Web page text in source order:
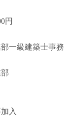
円
級建築士事務
入